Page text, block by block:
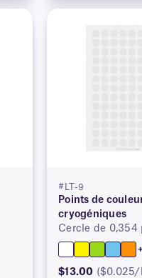
#LT-9
Points de
cryogéniques
Cercle de 0,354
$13.00 ($0.025/